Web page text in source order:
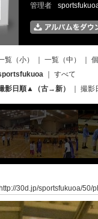
管理者
覧（小） 一覧（中）
すべて
影日順▲（古→新）
撮影
http://30d.jp/sportsfukuoa/50/